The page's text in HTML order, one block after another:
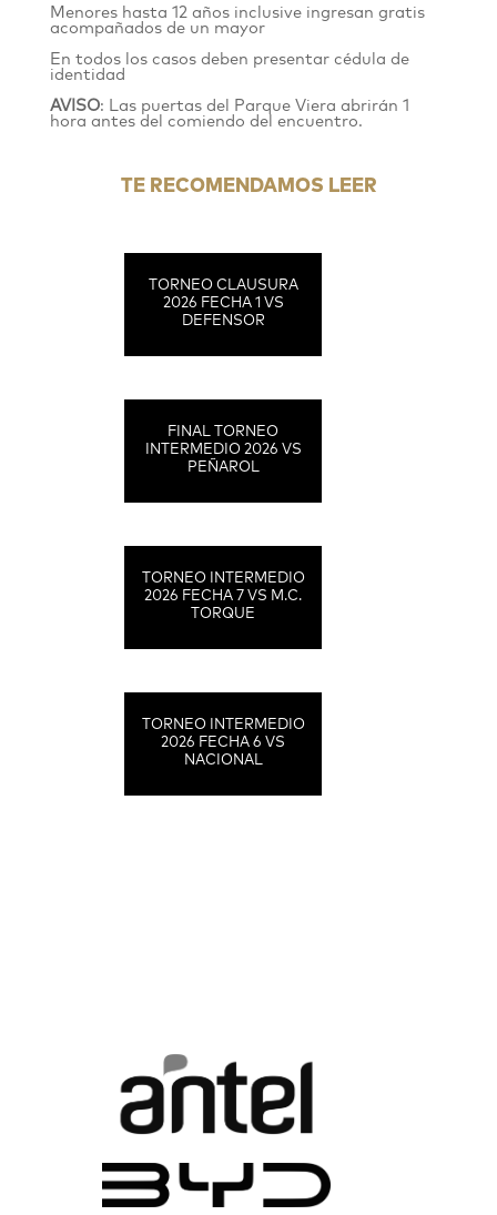
Menores hasta 12 años inclusive ingresan gratis
acompañados de un mayor
En todos los casos deben presentar cédula de
identidad
AVISO: Las puertas del Parque Viera abrirán 1
hora antes del comiendo del encuentro.
TE RECOMENDAMOS LEER
TORNEO CLAUSURA
2026 FECHA 1 VS
DEFENSOR
FINAL TORNEO
INTERMEDIO 2026 VS
PEÑAROL
TORNEO INTERMEDIO
2026 FECHA 7 VS M.C.
TORQUE
TORNEO INTERMEDIO
2026 FECHA 6 VS
NACIONAL